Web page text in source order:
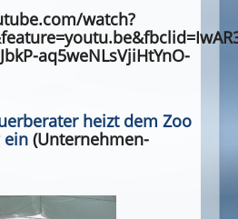
watch?
aq5weNLsVjiHtYnO-
heizt dem Zoo
ein (Unternehmen-